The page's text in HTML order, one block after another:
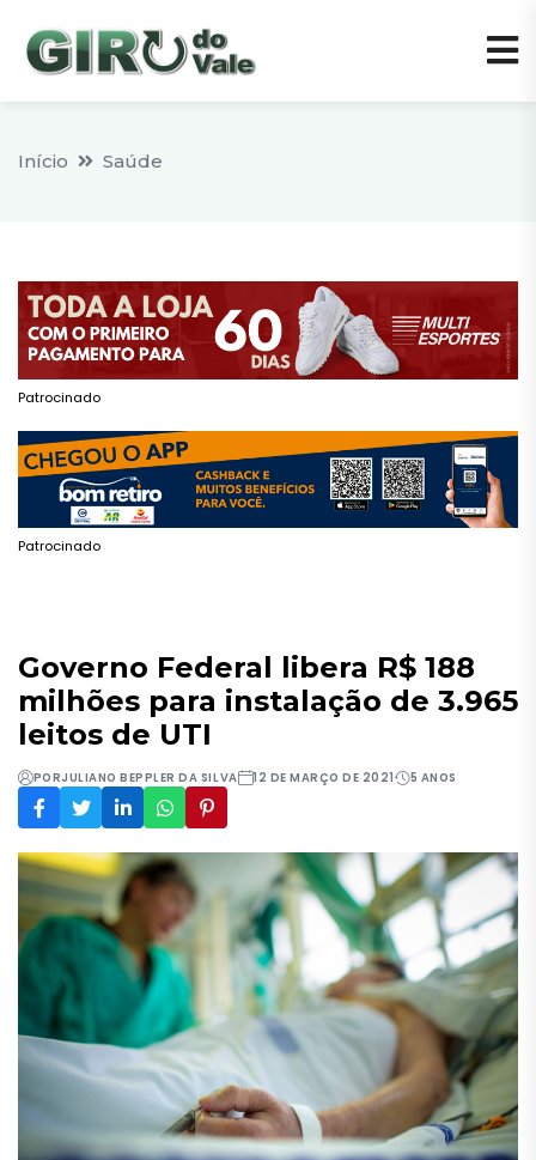
Início Saúde
Patrocinado
Patrocinado
Governo Federal libera R$ 188
milhões para instalação de 3.965
leitos de UTI
PORJULIANO BEPPLER DA SILVA 12 DE MARÇO DE 2021 5 ANOS